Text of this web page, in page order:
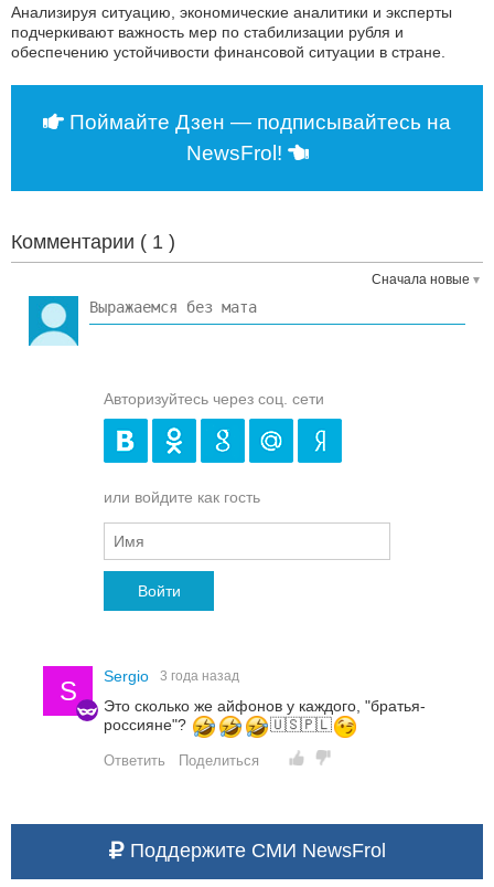
Анализируя ситуацию, экономические аналитики и эксперты
подчеркивают важность мер по стабилизации рубля и
обеспечению устойчивости финансовой ситуации в стране.
Поймайте Дзен — подписывайтесь на
NewsFrol!
Комментарии ( 1 )
Сначала новые
Авторизуйтесь через соц. сети
или войдите как гость
Войти
S Sergio 3 года назад
Это сколько же айфонов у каждого, "братья-
россияне"?
🇺🇸🇵🇱
Ответить Поделиться
Поддержите СМИ NewsFrol